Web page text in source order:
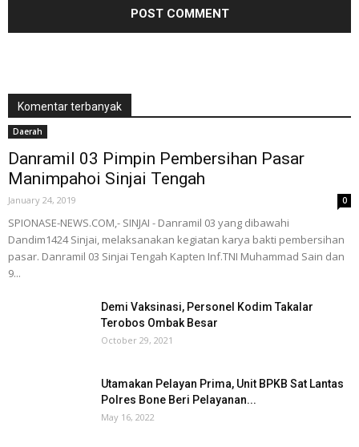
Komentar terbanyak
Daerah
Danramil 03 Pimpin Pembersihan Pasar
Manimpahoi Sinjai Tengah
January 24, 2019 0
SPIONASE-NEWS.COM,- SINJAI - Danramil 03 yang dibawahi
Dandim1424 Sinjai, melaksanakan kegiatan karya bakti pembersihan
pasar. Danramil 03 Sinjai Tengah Kapten Inf.TNI Muhammad Sain dan
9...
Demi Vaksinasi, Personel Kodim Takalar
Terobos Ombak Besar
October 29, 2021
Utamakan Pelayan Prima, Unit BPKB Sat Lantas
Polres Bone Beri Pelayanan...
May 16, 2022